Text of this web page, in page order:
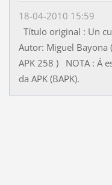
18-04-2010 15:59
Título original : Un
Autor: Miguel Bayona
APK 258 ) NOTA : Á
da APK (BAPK).